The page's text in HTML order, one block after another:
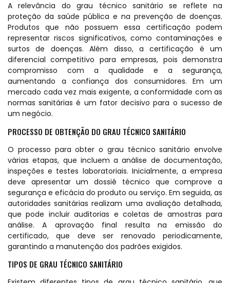
A relevância do grau técnico sanitário se reflete na
proteção da saúde pública e na prevenção de doenças.
Produtos que não possuem essa certificação podem
representar riscos significativos, como contaminações e
surtos de doenças. Além disso, a certificação é um
diferencial competitivo para empresas, pois demonstra
compromisso com a qualidade e a segurança,
aumentando a confiança dos consumidores. Em um
mercado cada vez mais exigente, a conformidade com as
normas sanitárias é um fator decisivo para o sucesso de
um negócio.
PROCESSO DE OBTENÇÃO DO GRAU TÉCNICO SANITÁRIO
O processo para obter o grau técnico sanitário envolve
várias etapas, que incluem a análise de documentação,
inspeções e testes laboratoriais. Inicialmente, a empresa
deve apresentar um dossiê técnico que comprove a
segurança e eficácia do produto ou serviço. Em seguida, as
autoridades sanitárias realizam uma avaliação detalhada,
que pode incluir auditorias e coletas de amostras para
análise. A aprovação final resulta na emissão do
certificado, que deve ser renovado periodicamente,
garantindo a manutenção dos padrões exigidos.
TIPOS DE GRAU TÉCNICO SANITÁRIO